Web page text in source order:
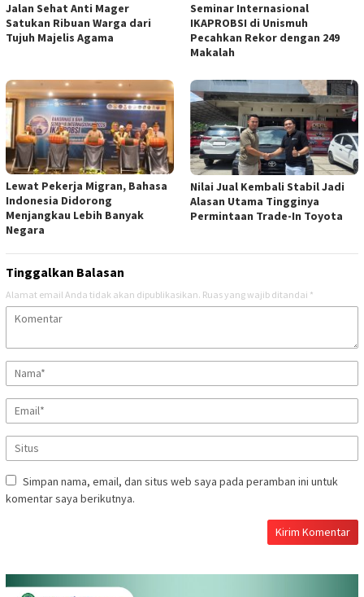
Jalan Sehat Anti Mager
Satukan Ribuan Warga dari
Tujuh Majelis Agama
Seminar Internasional
IKAPROBSI di Unismuh
Pecahkan Rekor dengan 249
Makalah
Lewat Pekerja Migran, Bahasa
Indonesia Didorong
Menjangkau Lebih Banyak
Negara
Nilai Jual Kembali Stabil Jadi
Alasan Utama Tingginya
Permintaan Trade-In Toyota
Tinggalkan Balasan
Alamat email Anda tidak akan dipublikasikan. Ruas yang wajib ditandai *
Simpan nama, email, dan situs web saya pada peramban ini untuk
komentar saya berikutnya.